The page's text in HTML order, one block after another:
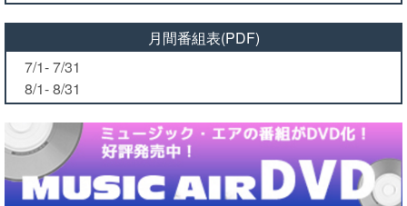
月間番組表(PDF)
7/1- 7/31
8/1- 8/31